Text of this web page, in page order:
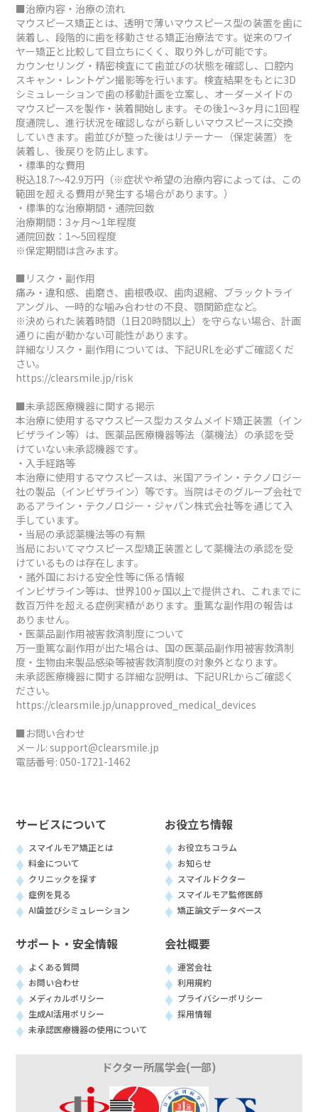
■治療内容・治療の流れ
マウスピース矯正とは、透明で薄いマウスピース型の装置を歯に
装着し、段階的に歯を移動させる矯正治療法です。従来のワイ
ヤー矯正と比較して目立ちにくく、取り外しが可能です。
カウンセリング・精密検査にて歯並びの状態を確認し、口腔内
スキャン・レントゲン撮影等を行います。検査結果をもとに3D
シミュレーションで歯の移動計画を立案し、オーダーメイドの
マウスピースを製作・装着開始します。その後1～3ヶ月に1回程
度通院し、進行状況を確認しながら新しいマウスピースに交換
していきます。歯並びが整った後はリテーナー（保定装置）を
装着し、後戻りを防止します。
・標準的な費用
税込18.7～42.9万円（※症状や希望の治療内容によっては、この
範囲を超える費用が発生する場合があります。）
・標準的な治療期間・通院回数
治療期間：3ヶ月～1年程度
通院回数：1～5回程度
※保定期間は含みます。
■リスク・副作用
痛み・違和感、歯磨き、歯根吸収、歯肉退縮、ブラックトライ
アングル、一時的な噛み合わせの不良、顎関節症など。
※決められた装着時間（1日20時間以上）を守らない場合、計画
通りに歯が動かない可能性があります。
詳細なリスク・副作用については、下記URLを必ずご確認くだ
さい。
https://clearsmile.jp/risk
■未承認医療機器に関する掲示
本治療に使用するマウスピース型カスタムメイド矯正装置（イン
ビザライン等）は、医薬品医療機器等法（薬機法）の承認を受
けていない未承認機器です。
・入手経路等
本治療に使用するマウスピースは、米国アライン・テクノロジー
社の製品（インビザライン）等です。当院はそのグループ会社で
あるアライン・テクノロジー・ジャパン株式会社等を通じて入
手しています。
・当局の承認薬機法等の有無
当局においてマウスピース型矯正装置として薬機法の承認を受
けているものは存在します。
・諸外国における安全性等に係る情報
インビザライン等は、世界100ヶ国以上で提供され、これまでに
数百万件を超える症例実績があります。重篤な副作用の報告は
ありません。
・医薬品副作用被害救済制度について
万一重篤な副作用が出た場合は、国の医薬品副作用被害救済制
度・生物由来製品感染等被害救済制度の対象外となります。
未承認医療機器に関する詳細な説明は、下記URLからご確認く
ださい。
https://clearsmile.jp/unapproved_medical_devices
■お問い合わせ
メール: support@clearsmile.jp
電話番号: 050-1721-1462
サービスについて
スマイルモア矯正とは
料金について
クリニックを探す
症例を見る
AI歯並びシミュレーション
お役立ち情報
お役立ちコラム
お知らせ
スマイルドクター
スマイルモア監修医師
矯正論文データベース
サポート・安全情報
よくある質問
お問い合わせ
メディカルポリシー
生成AI活用ポリシー
未承認医療機器の使用について
会社概要
運営会社
利用規約
プライバシーポリシー
採用情報
ドクター所属学会(一部)